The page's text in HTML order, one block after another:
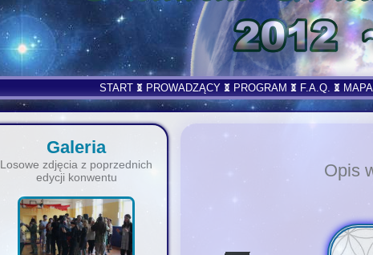
START PROWADZĄCY PROGRAM F.A.Q. MAPA
Galeria
Losowe zdjęcia z poprzednich
edycji konwentu
Opis